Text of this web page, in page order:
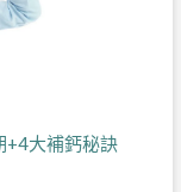
+4大補鈣秘訣